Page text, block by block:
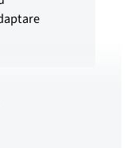
comitet de
tineri YTF